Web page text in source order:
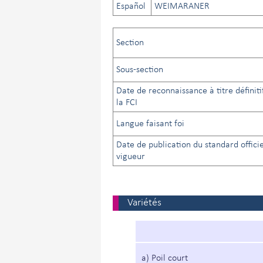
Español WEIMARANER
Section
Sous-section
Date de reconnaissance à titre
la FCI
Langue faisant foi
Date de publication du standard
vigueur
Variétés
a) Poil court